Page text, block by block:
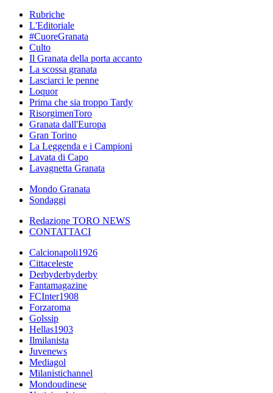
Rubriche
L'Editoriale
#CuoreGranata
Culto
Il Granata della porta accanto
La scossa granata
Lasciarci le penne
Loquor
Prima che sia troppo Tardy
RisorgimenToro
Granata dall'Europa
Gran Torino
La Leggenda e i Campioni
Lavata di Capo
Lavagnetta Granata
Mondo Granata
Sondaggi
Redazione TORO NEWS
CONTATTACI
Calcionapoli1926
Cittaceleste
Derbyderbyderby
Fantamagazine
FCInter1908
Forzaroma
Golssip
Hellas1903
Ilmilanista
Juvenews
Mediagol
Milanistichannel
Mondoudinese